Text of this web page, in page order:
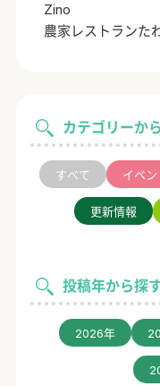
カテゴリーか
すべて イベ
更新情報
投稿年から探
2026年
Zino
農家レストランた